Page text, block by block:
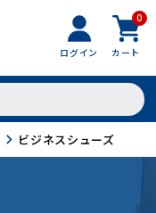
ログイン
0
カート
ビジネスシューズ